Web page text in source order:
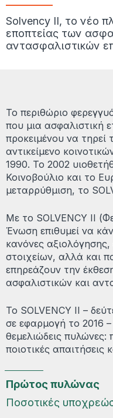
Solvency II, το νέο
εποπτείας των
αντασφαλιστικών
Το περιθώριο
που μια ασφαλιστική
προκειμένου να τηρεί
αντικείμενο
1990. Το 2002
Κοινοβούλιο και το
μεταρρύθμιση, το
Με το SOLVENCY II
Ένωση επιθυμεί να
κανόνες
στοιχείων, αλλά και
επηρεάζουν την
ασφαλιστικών και
Το SOLVENCY II –
σε εφαρμογή το 2016 –
θεμελιώδεις πυλώνες:
ποιοτικές
Πρώτος πυλώνας
Ποσοτικές